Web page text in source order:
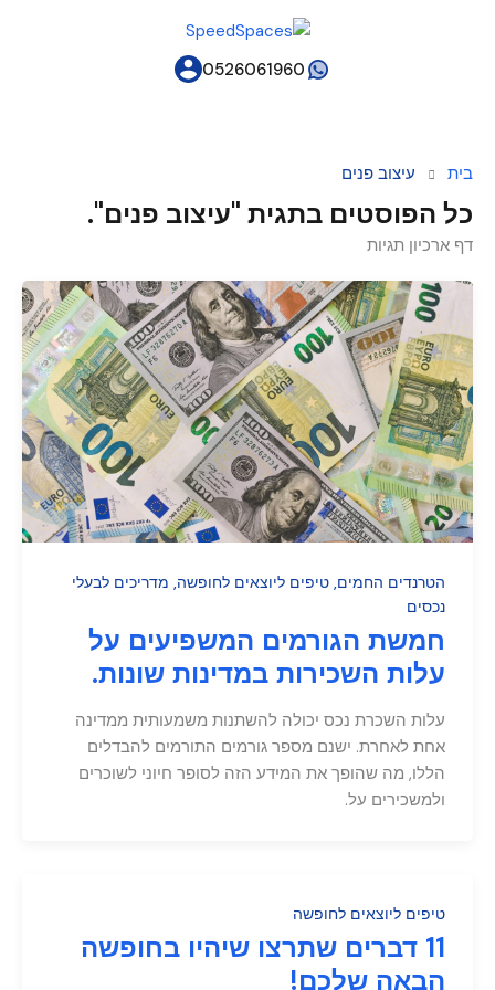
0526061960
בית עיצוב פנים
כל הפוסטים בתגית "עיצוב פנים".
דף ארכיון תגיות
הטרנדים החמים, טיפים ליוצאים לחופשה, מדריכים לבעלי
נכסים
חמשת הגורמים המשפיעים על
עלות השכירות במדינות שונות.
עלות השכרת נכס יכולה להשתנות משמעותית ממדינה
אחת לאחרת. ישנם מספר גורמים התורמים להבדלים
הללו, מה שהופך את המידע הזה לסופר חיוני לשוכרים
ולמשכירים על.
טיפים ליוצאים לחופשה
11 דברים שתרצו שיהיו בחופשה
הבאה שלכם!